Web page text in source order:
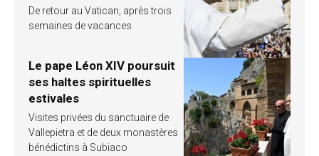
De retour au Vatican, après trois
semaines de vacances
Le pape Léon XIV poursuit
ses haltes spirituelles
estivales
Visites privées du sanctuaire de
Vallepietra et de deux monastères
bénédictins à Subiaco